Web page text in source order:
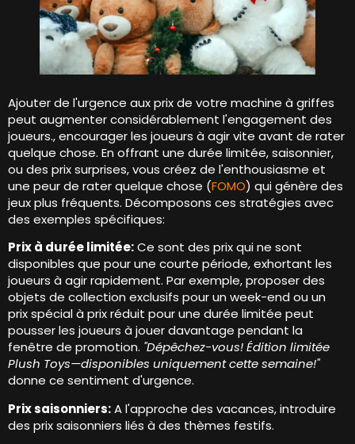
Ajouter de l'urgence aux prix de votre machine à griffes
peut augmenter considérablement l'engagement des
joueurs., encourager les joueurs à agir vite avant de rater
quelque chose. En offrant une durée limitée, saisonnier,
ou des prix surprises, vous créez de l'enthousiasme et
une peur de rater quelque chose (FOMO) qui génère des
jeux plus fréquents. Décomposons ces stratégies avec
des exemples spécifiques:
Prix ​​à durée limitée:Ce sont des prix qui ne sont
disponibles que pour une courte période, exhortant les
joueurs à agir rapidement. Par exemple, proposer des
objets de collection exclusifs pour un week-end ou un
prix spécial à prix réduit pour une durée limitée peut
pousser les joueurs à jouer davantage pendant la
fenêtre de promotion. "Dépêchez-vous! Édition limitée
Plush Toys—disponibles uniquement cette semaine!"
donne ce sentiment d'urgence.
Prix ​​​​saisonniers:A l'approche des vacances, introduire
des prix saisonniers liés à des thèmes festifs.